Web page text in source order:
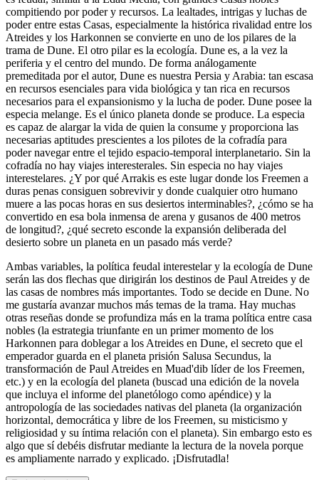
compitiendo por poder y recursos. La lealtades, intrigas y luchas de
poder entre estas Casas, especialmente la histórica rivalidad entre los
Atreides y los Harkonnen se convierte en uno de los pilares de la
trama de Dune. El otro pilar es la ecología. Dune es, a la vez la
periferia y el centro del mundo. De forma análogamente
premeditada por el autor, Dune es nuestra Persia y Arabia: tan escasa
en recursos esenciales para vida biológica y tan rica en recursos
necesarios para el expansionismo y la lucha de poder. Dune posee la
especia melange. Es el único planeta donde se produce. La especia
es capaz de alargar la vida de quien la consume y proporciona las
necesarias aptitudes prescientes a los pilotes de la cofradía para
poder navegar entre el tejido espacio-temporal interplanetario. Sin la
cofradía no hay viajes interesterales. Sin especia no hay viajes
interestelares. ¿Y por qué Arrakis es este lugar donde los Freemen a
duras penas consiguen sobrevivir y donde cualquier otro humano
muere a las pocas horas en sus desiertos interminables?, ¿cómo se ha
convertido en esa bola inmensa de arena y gusanos de 400 metros
de longitud?, ¿qué secreto esconde la expansión deliberada del
desierto sobre un planeta en un pasado más verde?
Ambas variables, la política feudal interestelar y la ecología de Dune
serán las dos flechas que dirigirán los destinos de Paul Atreides y de
las casas de nombres más importantes. Todo se decide en Dune. No
me gustaría avanzar muchos más temas de la trama. Hay muchas
otras reseñas donde se profundiza más en la trama política entre casa
nobles (la estrategia triunfante en un primer momento de los
Harkonnen para doblegar a los Atreides en Dune, el secreto que el
emperador guarda en el planeta prisión Salusa Secundus, la
transformación de Paul Atreides en Muad'dib líder de los Freemen,
etc.) y en la ecología del planeta (buscad una edición de la novela
que incluya el informe del planetólogo como apéndice) y la
antropología de las sociedades nativas del planeta (la organización
horizontal, democrática y libre de los Freemen, su misticismo y
religiosidad y su íntima relación con el planeta). Sin embargo esto es
algo que sí debéis disfrutar mediante la lectura de la novela porque
es ampliamente narrado y explicado. ¡Disfrutadla!